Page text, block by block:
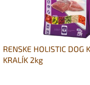
RENSKE HOLISTIC DOG
KRALÍK 2kg